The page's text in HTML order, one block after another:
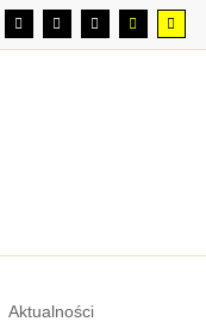
Aktualności